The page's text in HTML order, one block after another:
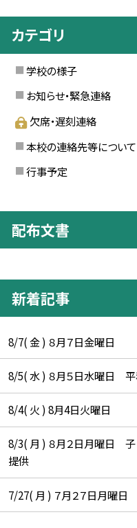
カテゴリ
学校の様子
お知らせ・緊急連絡
欠席・遅刻連絡
本校の連絡先等について
行事予定
配布文書
新着記事
8/7( 金 ) ８月７日金曜日
8/5( 水 ) ８月５日水曜日
8/4( 火 ) 8月4日火曜日
8/3( 月 ) ８月２日月曜日 子
提供
7/27( 月 ) ７月２７日月曜